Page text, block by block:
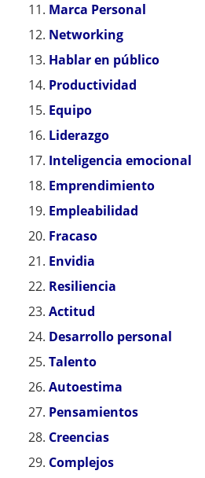
Marca Personal
Networking
Hablar en público
Productividad
Equipo
Liderazgo
Inteligencia emocional
Emprendimiento
Empleabilidad
Fracaso
Envidia
Resiliencia
Actitud
Desarrollo personal
Talento
Autoestima
Pensamientos
Creencias
Complejos